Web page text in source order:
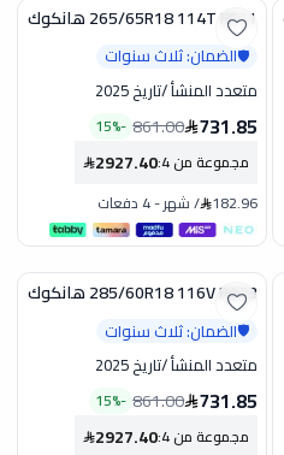
تخفيض 265/65R18 114T RF11 هانكوك
🛡️الضمان: ثلاث سنوات
متعدد المنشأ/تاريخ 2025
731.85
861.00
-
15%
مجموعة من 4 :
2927.40
182.96
/شهر-4 دفعات
تخفيض 285/60R18 116V RA33 هانكوك
🛡️الضمان: ثلاث سنوات
متعدد المنشأ/تاريخ 2025
731.85
861.00
-
15%
مجموعة من 4 :
2927.40